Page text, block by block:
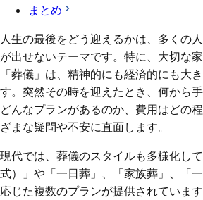
まとめ
人生の最後をどう迎えるかは、多くの
が出せないテーマです。特に、大切な
「葬儀」は、精神的にも経済的にも大
す。突然その時を迎えたとき、何から
どんなプランがあるのか、費用はどの
ざまな疑問や不安に直面します。
現代では、葬儀のスタイルも多様化し
式）」や「一日葬」、「家族葬」、「
応じた複数のプランが提供されていま